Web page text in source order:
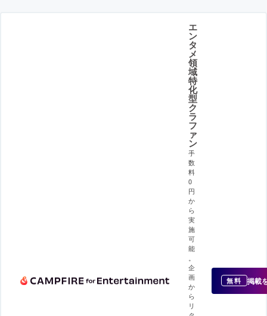
エ
ン
タ
メ
領
域
特
化
型
ク
ラ
フ
ァ
ン
手
数
料
0
円
か
ら
実
施
可
能
企
画
か
ら
リ
無料 掲載